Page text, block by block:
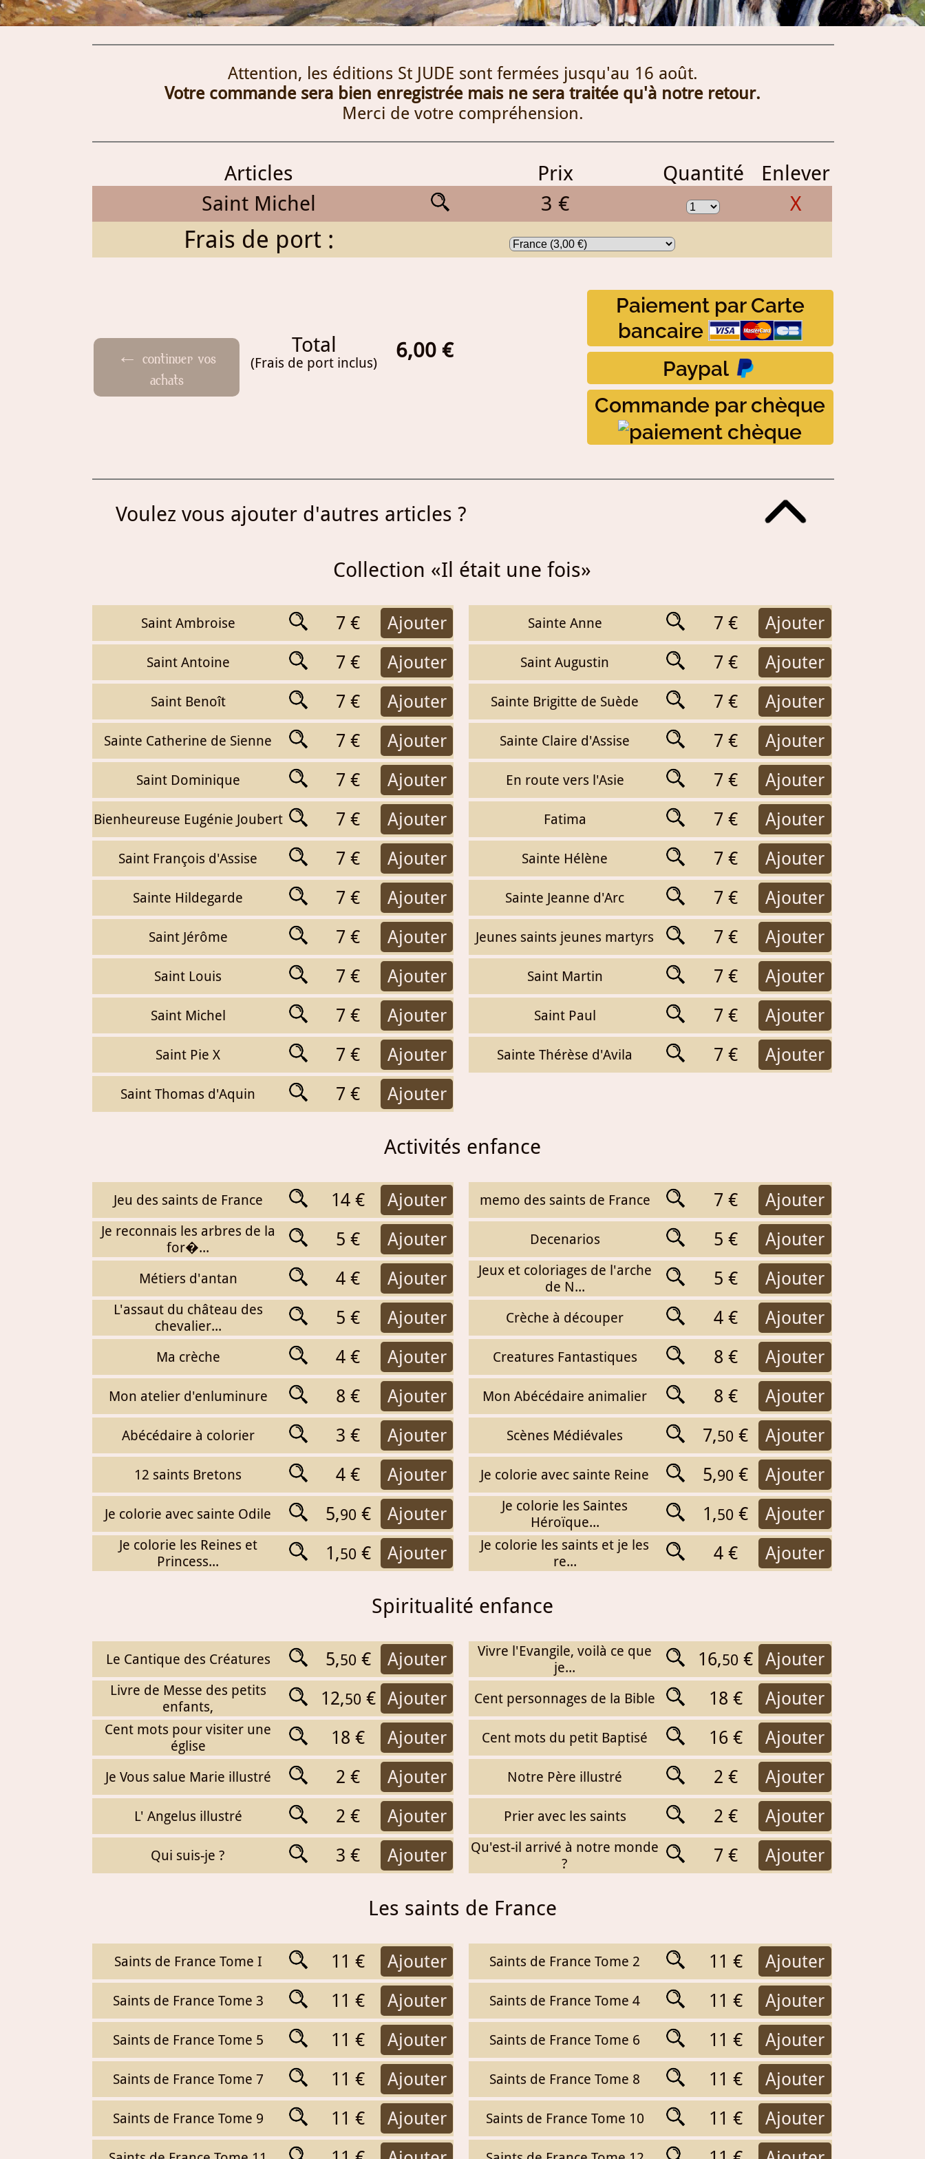
Attention, les éditions St JUDE sont fermées jusqu'au 16 août.
Votre commande sera bien enregistrée mais ne sera traitée qu'à notre retour.
Merci de votre compréhension.
Articles Prix Quantité
Enlever
Saint Michel
3 € X
Frais de port :
← continuer vos
achats
Total
(Frais de port inclus)
6,00 €
Paiement par Carte
bancaire
Paypal
Commande par chèque
Voulez vous ajouter d'autres articles ?
Collection «Il était une fois»
Saint Ambroise 7 € Ajouter Sainte Anne 7 € Ajouter
Saint Antoine 7 € Ajouter Saint Augustin 7 € Ajouter
Saint Benoît 7 € Ajouter Sainte Brigitte de Suède 7 € Ajouter
Sainte Catherine de Sienne 7 € Ajouter Sainte Claire d'Assise 7 € Ajouter
Saint Dominique 7 € Ajouter En route vers l'Asie 7 € Ajouter
Bienheureuse Eugénie Joubert 7 € Ajouter Fatima 7 € Ajouter
Saint François d'Assise 7 € Ajouter Sainte Hélène 7 € Ajouter
Sainte Hildegarde 7 € Ajouter Sainte Jeanne d'Arc 7 € Ajouter
Saint Jérôme 7 € Ajouter Jeunes saints jeunes martyrs 7 € Ajouter
Saint Louis 7 € Ajouter Saint Martin 7 € Ajouter
Saint Michel 7 € Ajouter Saint Paul 7 € Ajouter
Saint Pie X 7 € Ajouter Sainte Thérèse d'Avila 7 € Ajouter
Saint Thomas d'Aquin 7 € Ajouter
Activités enfance
Jeu des saints de France 14 € Ajouter memo des saints de France 7 € Ajouter
Je reconnais les arbres de la
for�...
5 € Ajouter Decenarios 5 € Ajouter
Métiers d'antan 4 € Ajouter
Jeux et coloriages de l'arche
de N...
5 € Ajouter
L'assaut du château des
chevalier...
5 € Ajouter Crèche à découper 4 € Ajouter
Ma crèche 4 € Ajouter Creatures Fantastiques 8 € Ajouter
Mon atelier d'enluminure 8 € Ajouter Mon Abécédaire animalier 8 € Ajouter
Abécédaire à colorier 3 € Ajouter Scènes Médiévales 7,50 € Ajouter
12 saints Bretons 4 € Ajouter Je colorie avec sainte Reine 5,90 € Ajouter
Je colorie avec sainte Odile 5,90 € Ajouter
Je colorie les Saintes
Héroïque...
1,50 € Ajouter
Je colorie les Reines et
Princess...
1,50 € Ajouter
Je colorie les saints et je les
re...
4 € Ajouter
Spiritualité enfance
Le Cantique des Créatures 5,50 € Ajouter
Vivre l'Evangile, voilà ce que
je...
16,50 € Ajouter
Livre de Messe des petits
enfants,
12,50 € Ajouter Cent personnages de la Bible 18 € Ajouter
Cent mots pour visiter une
église
18 € Ajouter Cent mots du petit Baptisé 16 € Ajouter
Je Vous salue Marie illustré 2 € Ajouter Notre Père illustré 2 € Ajouter
L' Angelus illustré 2 € Ajouter Prier avec les saints 2 € Ajouter
Qui suis-je ? 3 € Ajouter
Qu'est-il arrivé à notre monde
?
7 € Ajouter
Les saints de France
Saints de France Tome I 11 € Ajouter Saints de France Tome 2 11 € Ajouter
Saints de France Tome 3 11 € Ajouter Saints de France Tome 4 11 € Ajouter
Saints de France Tome 5 11 € Ajouter Saints de France Tome 6 11 € Ajouter
Saints de France Tome 7 11 € Ajouter Saints de France Tome 8 11 € Ajouter
Saints de France Tome 9 11 € Ajouter Saints de France Tome 10 11 € Ajouter